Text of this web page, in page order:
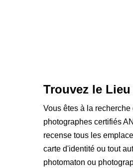
Trouvez le
Vous êtes à la
photographes certifiés
recense tous les
carte d'identité ou tout
photomaton ou